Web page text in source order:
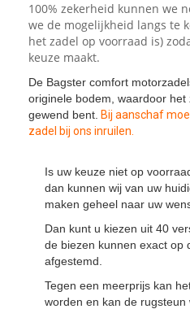
100% zekerheid kunnen we
we de mogelijkheid langs te
het zadel op voorraad is)
keuze maakt.
De Bagster comfort
originele bodem, waardoor
gewend bent. Bij aanschaf
zadel bij ons inruilen.
Is uw keuze niet op
dan kunnen wij van uw
maken geheel naar uw
Dan kunt u kiezen uit 40
de biezen kunnen exact op
afgestemd.
Tegen een meerprijs kan
worden en kan de